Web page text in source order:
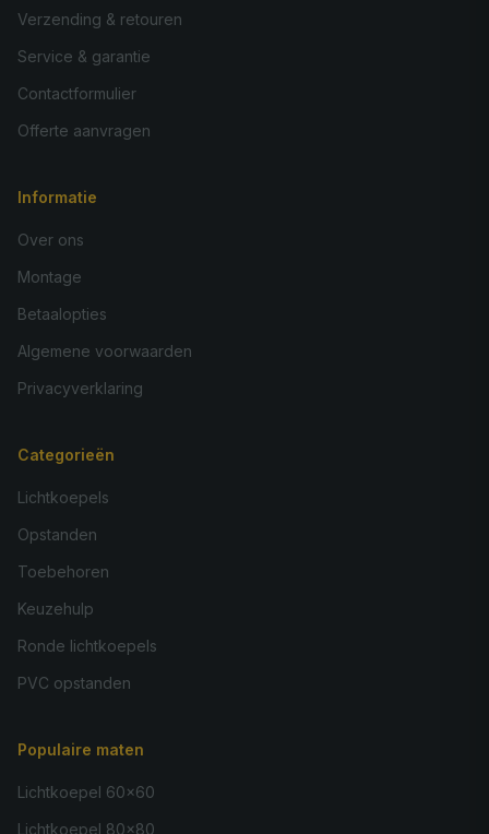
Verzending & retouren
Service & garantie
Contactformulier
Offerte aanvragen
Informatie
Over ons
Montage
Betaalopties
Algemene voorwaarden
Privacyverklaring
Categorieën
Lichtkoepels
Opstanden
Toebehoren
Keuzehulp
Ronde lichtkoepels
PVC opstanden
Populaire maten
Lichtkoepel 60×60
Lichtkoepel 80×80